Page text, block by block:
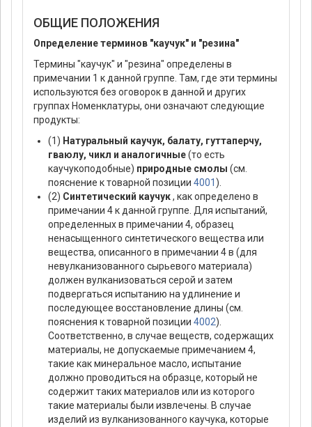
ОБЩИЕ ПОЛОЖЕНИЯ
Определение терминов "каучук" и "резина"
Термины "каучук" и "резина" определены в
примечании 1 к данной группе. Там, где эти термины
используются без оговорок в данной и других
группах Номенклатуры, они означают следующие
продукты:
(1) Натуральный каучук, балату, гуттаперчу,
гваюлу, чикл и аналогичные(то есть
каучукоподобные) природные смолы (см.
пояснение к товарной позиции 4001).
(2) Синтетический каучук, как определено в
примечании 4 к данной группе. Для испытаний,
определенных в примечании 4, образец
ненасыщенного синтетического вещества или
вещества, описанного в примечании 4 в (для
невулканизованного сырьевого материала)
должен вулканизоваться серой и затем
подвергаться испытанию на удлинение и
последующее восстановление длины (см.
пояснения к товарной позиции 4002).
Соответственно, в случае веществ, содержащих
материалы, не допускаемые примечанием 4,
такие как минеральное масло, испытание
должно проводиться на образце, который не
содержит таких материалов или из которого
такие материалы были извлечены. В случае
изделий из вулканизованного каучука, которые